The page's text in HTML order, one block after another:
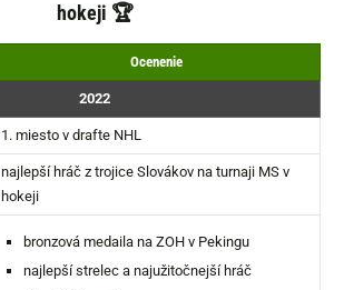
hokeji 🏆
Ocenenie
2022
1. miesto v drafte NHL
najlepší hráč z trojice Slovákov na turnaji MS v
hokeji
bronzová medaila na ZOH v Pekingu
najlepší strelec a najužitočnejší hráč